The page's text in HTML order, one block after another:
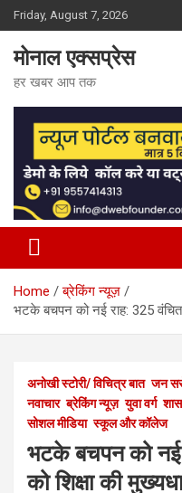
Skip
to
content
Friday, August 7, 2026
मोनाल एक्सप्रेस
हर खबर आप तक
Home
ब्रेकिंग न्यूज़
भटके बचपन को नई राह: 325 वंचित
अनोखी स्टोरी/ विचित्र बात जन
नवाचार ब्रेकिंग न्यूज़ युवा वर्ग
सोशल मीडिया स्कूल और कॉलेज
भटके बचपन को नई
को शिक्षा की